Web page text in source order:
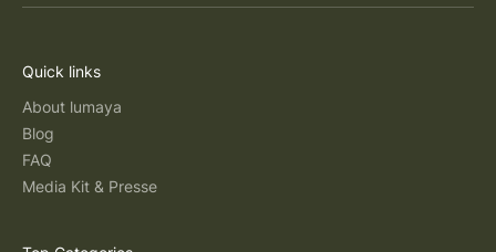
Quick links
About lumaya
Blog
FAQ
Media Kit & Presse